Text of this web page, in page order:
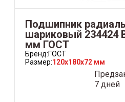
Подшипник
шариковый 234424
мм ГОСТ
Бренд:ГОСТ
Размер:120x180x72 мм
7 дней